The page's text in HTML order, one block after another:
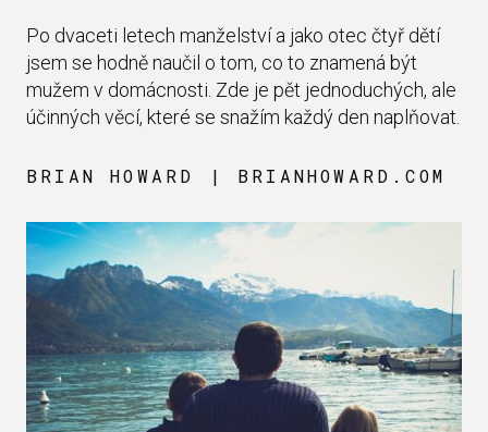
Po dvaceti letech manželství a jako otec čtyř dětí
jsem se hodně naučil o tom, co to znamená být
mužem v domácnosti. Zde je pět jednoduchých, ale
účinných věcí, které se snažím každý den naplňovat.
BRIAN HOWARD | BRIANHOWARD.COM